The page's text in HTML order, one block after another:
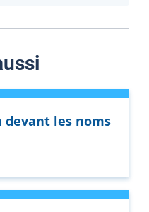
devant les noms